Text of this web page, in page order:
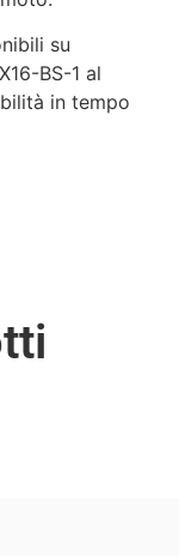
su
BS-1 al
in tempo